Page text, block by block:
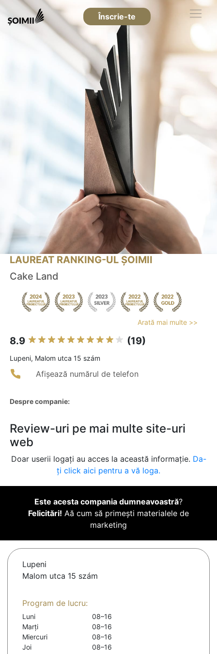
Înscrie-te
LAUREAT RANKING-UL ȘOIMII
Cake Land
Arată mai multe >>
8.9 (19)
Lupeni, Malom utca 15 szám
Afișează numărul de telefon
Despre companie:
Review-uri pe mai multe site-uri
web
Doar userii logați au acces la această informație. Da-
ți click aici pentru a vă loga.
Este acesta compania dumneavoastră?
Felicitări! Aă cum să primești materialele de
marketing
Lupeni
Malom utca 15 szám
Program de lucru:
Luni
08–16
Marți
08–16
Miercuri
08–16
Joi
08–16